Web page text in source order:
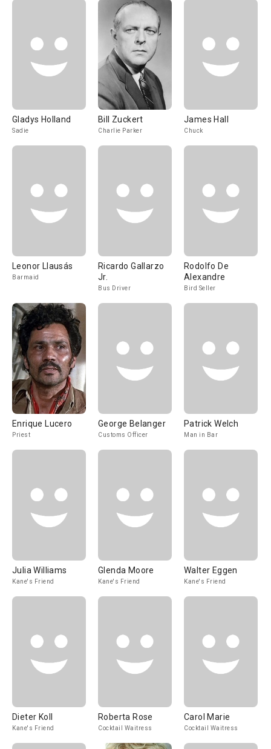
Gladys Holland
Sadie
Bill Zuckert
Charlie Parker
James Hall
Chuck
Leonor Llausás
Barmaid
Ricardo Gallarzo
Jr.
Bus Driver
Rodolfo De
Alexandre
Bird Seller
Enrique Lucero
Priest
George Belanger
Customs Officer
Patrick Welch
Man in Bar
Julia Williams
Kane's Friend
Glenda Moore
Kane's Friend
Walter Eggen
Kane's Friend
Dieter Koll
Kane's Friend
Roberta Rose
Cocktail Waitress
Carol Marie
Cocktail Waitress